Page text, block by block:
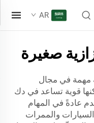
AR
صغيرة
مهمة في مجال
قوية تساعد في دك
عادةً في المهام
والممرات